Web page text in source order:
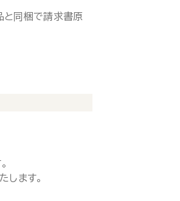
と同梱で請求書原
ます。